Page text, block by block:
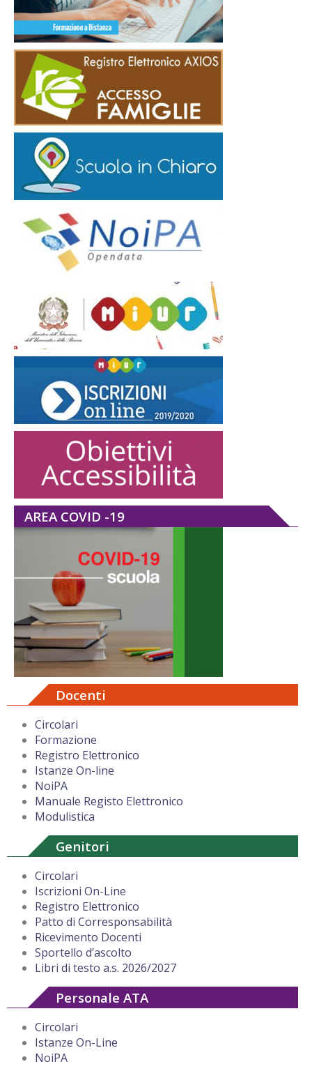
AREA COVID -19
Docenti
Circolari
Formazione
Registro Elettronico
Istanze On-line
NoiPA
Manuale Registo Elettronico
Modulistica
Genitori
Circolari
Iscrizioni On-Line
Registro Elettronico
Patto di Corresponsabilità
Ricevimento Docenti
Sportello d’ascolto
Libri di testo a.s. 2026/2027
Personale ATA
Circolari
Istanze On-Line
NoiPA